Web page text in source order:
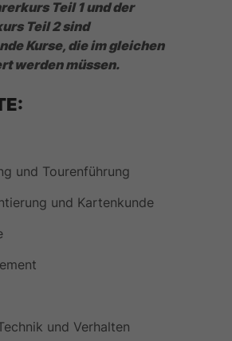
Teil 1 und der
Teil 2 sind
Kurse, die im gleichen
werden müssen.
und Tourenführung
und Kartenkunde
und Verhalten